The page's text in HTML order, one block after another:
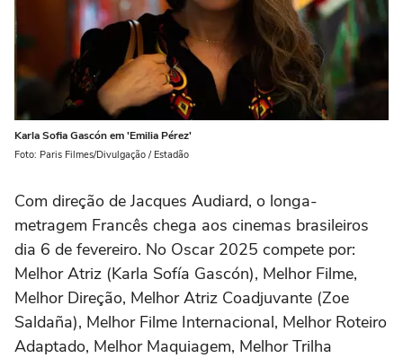
Karla Sofia Gascón em 'Emilia Pérez'
Foto: Paris Filmes/Divulgação / Estadão
Com direção de Jacques Audiard, o longa-
metragem Francês chega aos cinemas brasileiros
dia 6 de fevereiro. No Oscar 2025 compete por:
Melhor Atriz (Karla Sofía Gascón), Melhor Filme,
Melhor Direção, Melhor Atriz Coadjuvante (Zoe
Saldaña), Melhor Filme Internacional, Melhor Roteiro
Adaptado, Melhor Maquiagem, Melhor Trilha